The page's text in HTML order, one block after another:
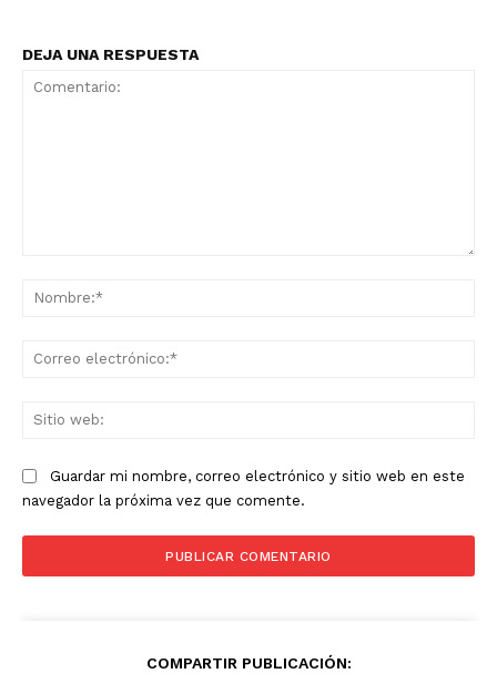
DEJA UNA RESPUESTA
Guardar mi nombre, correo electrónico y sitio web en este
navegador la próxima vez que comente.
COMPARTIR PUBLICACIÓN: